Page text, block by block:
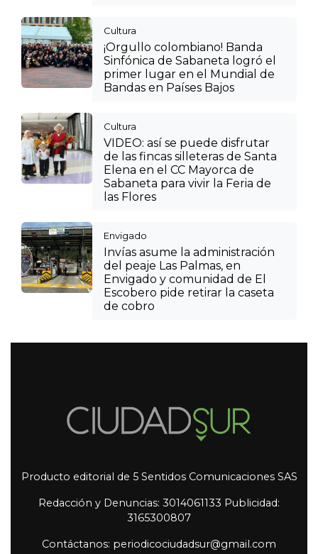
Cultura
¡Orgullo colombiano! Banda
Sinfónica de Sabaneta logró el
primer lugar en el Mundial de
Bandas en Países Bajos
Cultura
VIDEO: así se puede disfrutar
de las fincas silleteras de Santa
Elena en el CC Mayorca de
Sabaneta para vivir la Feria de
las Flores
Envigado
Invías asume la administración
del peaje Las Palmas, en
Envigado y comunidad de El
Escobero pide retirar la caseta
de cobro
Producto editorial de 5 Sentidos Comunicaciones SAS
Redacción y Denuncias: 3014061133 Publicidad:
3165300807
Contáctanos: periodicociudadsur@gmail.com